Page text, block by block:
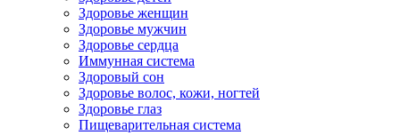
Здоровье женщин
Здоровье мужчин
Здоровье сердца
Иммунная система
Здоровый сон
Здоровье волос, кожи, ногтей
Здоровье глаз
Пищеварительная система